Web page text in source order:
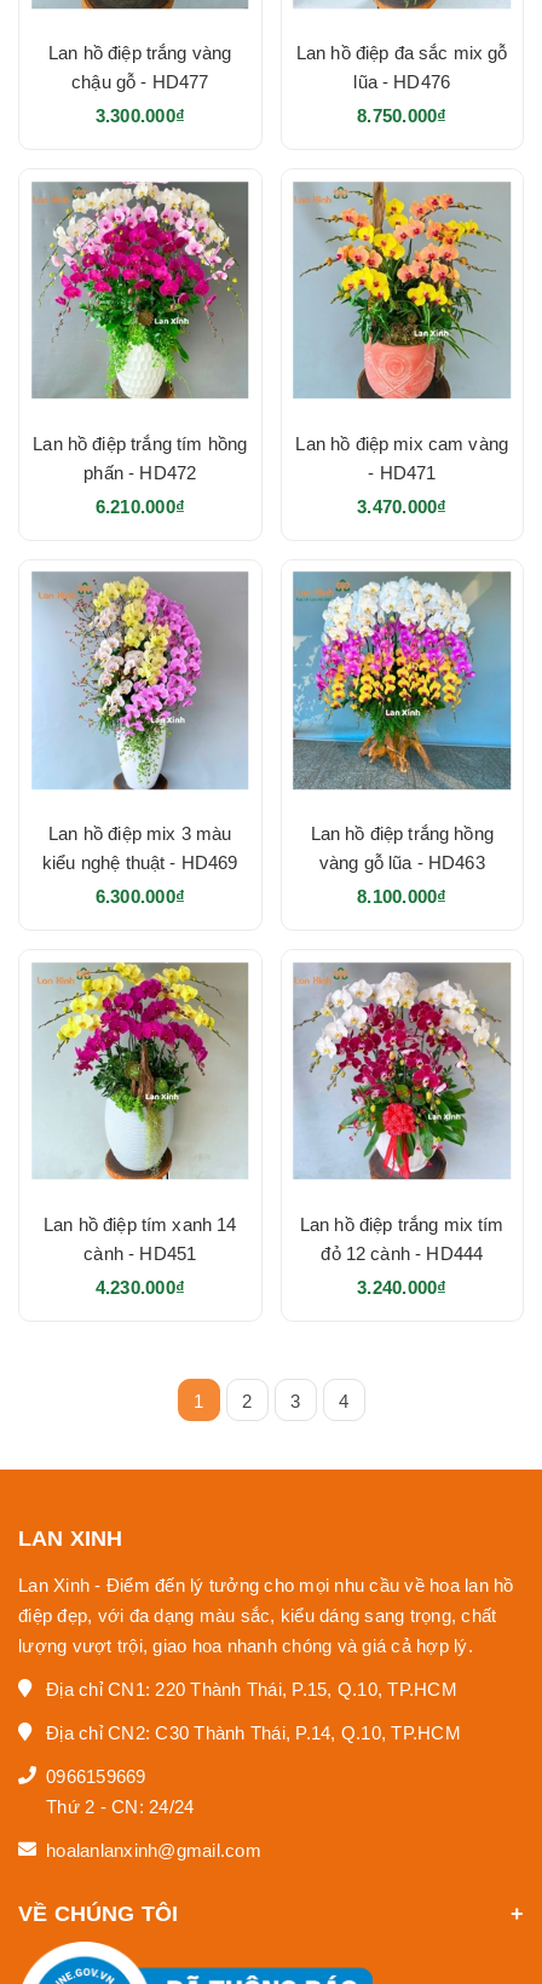
Lan hồ điệp trắng vàng
chậu gỗ - HD477
3.300.000₫
Lan hồ điệp đa sắc mix gỗ
lũa - HD476
8.750.000₫
Lan hồ điệp trắng tím hồng
phấn - HD472
6.210.000₫
Lan hồ điệp mix cam vàng
- HD471
3.470.000₫
Lan hồ điệp mix 3 màu
kiểu nghệ thuật - HD469
6.300.000₫
Lan hồ điệp trắng hồng
vàng gỗ lũa - HD463
8.100.000₫
Lan hồ điệp tím xanh 14
cành - HD451
4.230.000₫
Lan hồ điệp trắng mix tím
đỏ 12 cành - HD444
3.240.000₫
1 2 3 4
LAN XINH
Lan Xinh - Điểm đến lý tưởng cho mọi nhu cầu về hoa lan hồ
điệp đẹp, với đa dạng màu sắc, kiểu dáng sang trọng, chất
lượng vượt trội, giao hoa nhanh chóng và giá cả hợp lý.
Địa chỉ CN1: 220 Thành Thái, P.15, Q.10, TP.HCM
Địa chỉ CN2: C30 Thành Thái, P.14, Q.10, TP.HCM
0966159669
Thứ 2 - CN: 24/24
hoalanlanxinh@gmail.com
VỀ CHÚNG TÔI